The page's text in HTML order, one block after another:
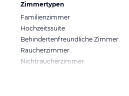
Zimmertypen
Familienzimmer
Hochzeitssuite
Behindertenfreundliche Zimmer
Raucherzimmer
Nichtraucherzimmer